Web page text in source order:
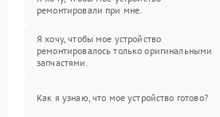
ремонтировали при мне.
Я хочу, чтобы мое устройство
ремонтировалось только оригинальными
запчастями.
Как я узнаю, что мое устройство готово?